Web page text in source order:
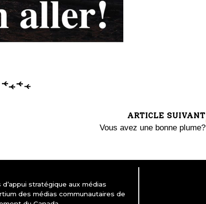
ARTICLE SUIVANT
Vous avez une bonne plume?
stratégique aux médias
des médias communautaires de